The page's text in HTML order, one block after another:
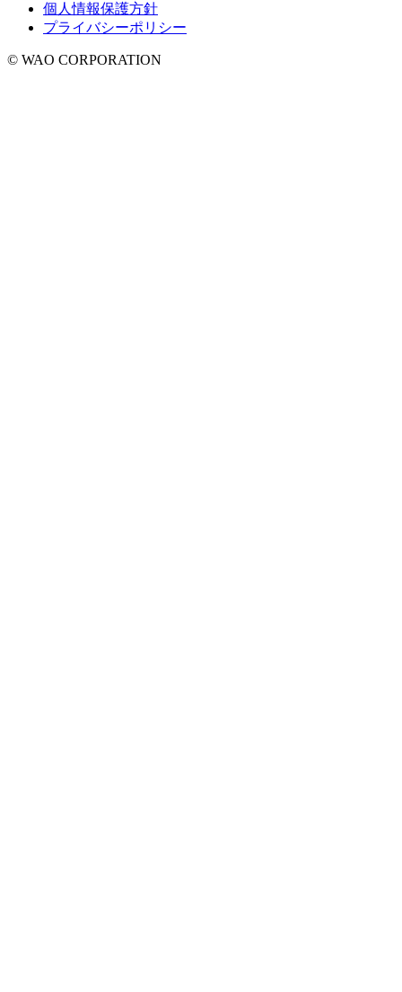
個人情報保護方針
プライバシーポリシー
© WAO CORPORATION